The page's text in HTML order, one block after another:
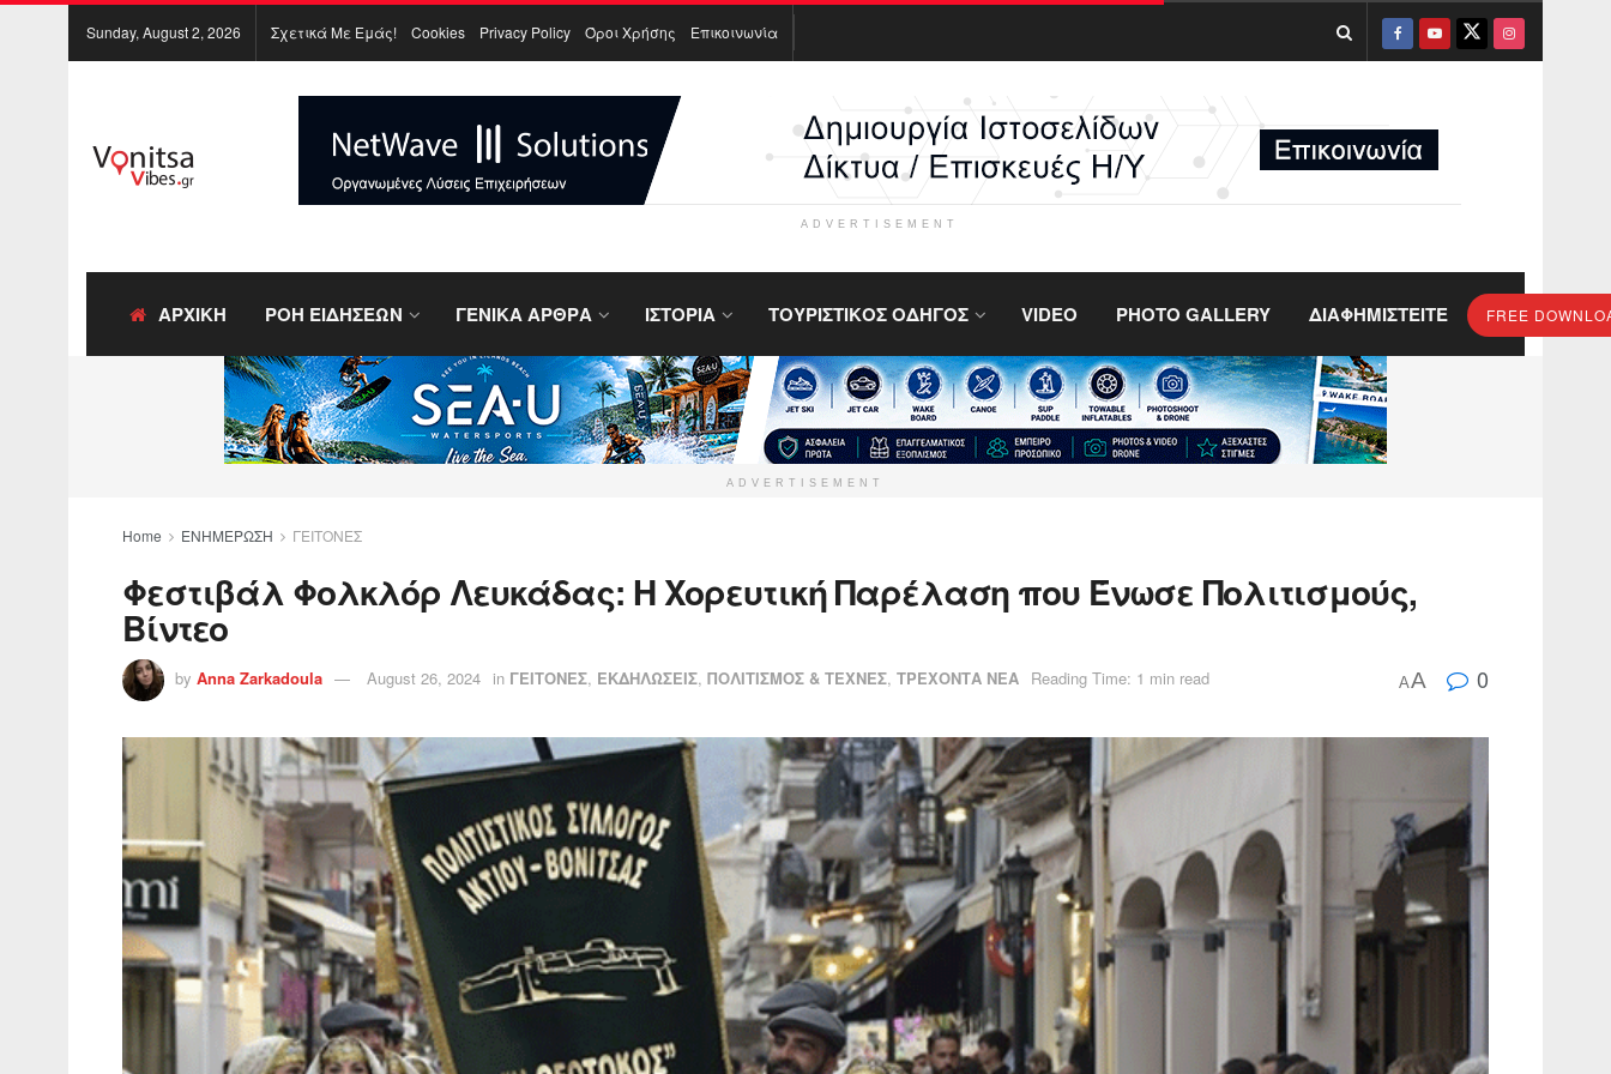
Sunday, August 2, 2026 Σχετικά Με Εμάς! Cookies Privacy Policy Όροι Χρήσης Επικοινωνία
ADVERTISEMENT
ΑΡΧΙΚΗ ΡΟΗ ΕΙΔΗΣΕΩΝ ΓΕΝΙΚΑ ΑΡΘΡΑ ΙΣΤΟΡΙΑ ΤΟΥΡΙΣΤΙΚΟΣ ΟΔΗΓΟΣ VIDEO PHOTO GALLERY ΔΙΑΦΗΜΙΣΤΕΙΤΕ FREE
ADVERTISEMENT
Home ΕΝΗΜΕΡΩΣΗ ΓΕΙΤΟΝΕΣ
Φεστιβάλ Φολκλόρ Λευκάδας: Η Χορευτική Παρέλαση που Ένωσε Πολιτισμούς,
Βίντεο
by Anna Zarkadoula August 26, 2024 in ΓΕΙΤΟΝΕΣ, ΕΚΔΗΛΩΣΕΙΣ, ΠΟΛΙΤΙΣΜΟΣ & ΤΕΧΝΕΣ, ΤΡΕΧΟΝΤΑ ΝΕΑ Reading Time: 1 min read AA 0